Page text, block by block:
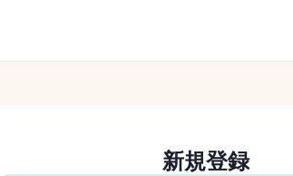
新規登録